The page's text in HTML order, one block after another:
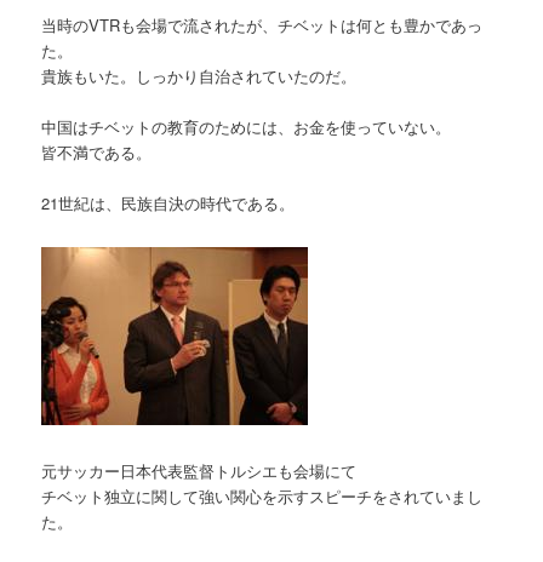
当時のVTRも会場で流されたが、チベットは何とも豊かであっ
た。
貴族もいた。しっかり自治されていたのだ。
中国はチベットの教育のためには、お金を使っていない。
皆不満である。
21世紀は、民族自決の時代である。
元サッカー日本代表監督トルシエも会場にて
チベット独立に関して強い関心を示すスピーチをされていまし
た。